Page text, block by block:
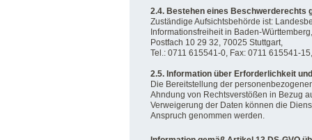
2.4. Bestehen eines Beschwerderechts
Zuständige Aufsichtsbehörde ist:
Informationsfreiheit in Baden-
Postfach 10 29 32, 70025 Stuttgart,
Tel.: 0711 615541-0, Fax: 0711 615541-
2.5. Information über Erforderlichkeit
Die Bereitstellung der
Ahndung von Rechtsverstößen in Bezug
Verweigerung der Daten können die
Anspruch genommen werden.